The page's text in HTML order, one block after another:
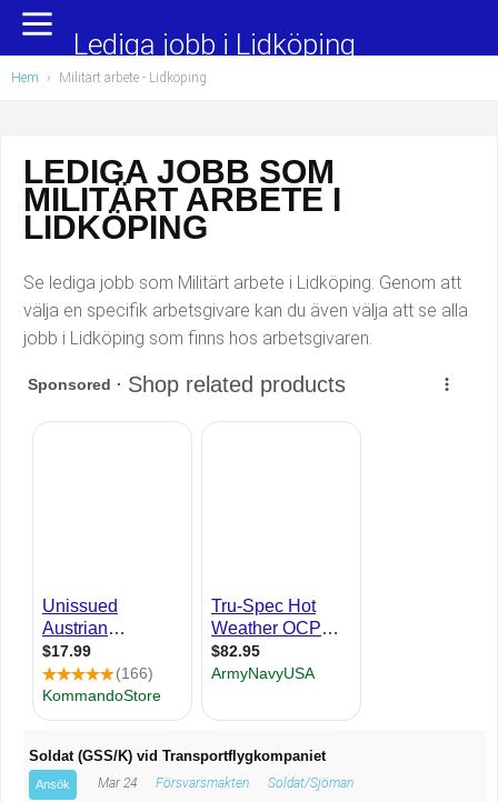
Yrkesområden
Administration, ekonomi, juridik
Chefer och verksamhetsledare
Data/IT
Försäljning, inköp, marknadsföring
Hantverksyrken
Kropps- och skönhetsvård
Kultur, media, design
Naturbruk
Populära jobb
Undersköterska, hemtjänst och äldreboende
Barnskötare
Lärare i förskola/Förskollärare
Lagerarbetare
Bussförare/Busschaufför
Budbilsförare
Tidningsbud/Tidningsdistributör
Taxiförare/Taxichaufför
Lediga jobb i Lidköping
Hem › Militärt arbete - Lidköping
LEDIGA JOBB SOM
MILITÄRT ARBETE I
LIDKÖPING
Se lediga jobb som Militärt arbete i Lidköping. Genom att
välja en specifik arbetsgivare kan du även välja att se alla
jobb i Lidköping som finns hos arbetsgivaren.
Soldat (GSS/K) vid Transportflygkompaniet
Ansök Mar 24 Försvarsmakten Soldat/Sjöman